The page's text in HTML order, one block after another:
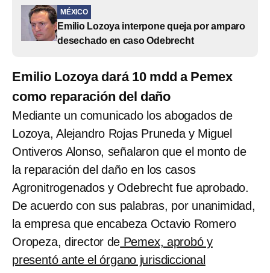
MÉXICO
Emilio Lozoya interpone queja por amparo
desechado en caso Odebrecht
Emilio Lozoya dará 10 mdd a Pemex
como reparación del daño
Mediante un comunicado los abogados de
Lozoya, Alejandro Rojas Pruneda y Miguel
Ontiveros Alonso, señalaron que el monto de
la reparación del daño en los casos
Agronitrogenados y Odebrecht fue aprobado.
De acuerdo con sus palabras, por unanimidad,
la empresa que encabeza Octavio Romero
Oropeza, director de Pemex, aprobó y
presentó ante el órgano jurisdiccional